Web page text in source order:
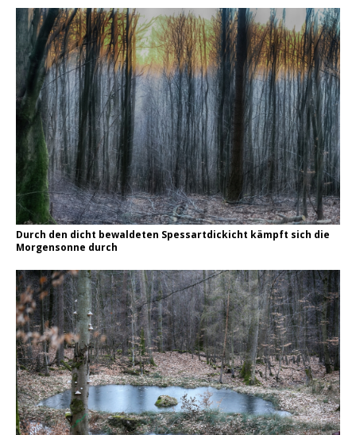
Durch den dicht bewaldeten Spessartdickicht kämpft sich die
Morgensonne durch